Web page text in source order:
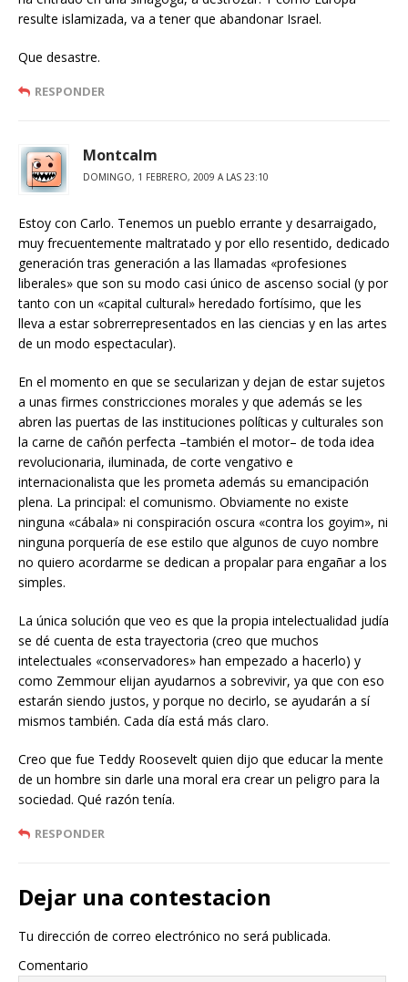
resulte islamizada, va a tener que abandonar Israel.
Que desastre.
RESPONDER
Montcalm
DOMINGO, 1 FEBRERO, 2009 A LAS 23:10
Estoy con Carlo. Tenemos un pueblo errante y desarraigado,
muy frecuentemente maltratado y por ello resentido, dedicado
generación tras generación a las llamadas «profesiones
liberales» que son su modo casi único de ascenso social (y por
tanto con un «capital cultural» heredado fortísimo, que les
lleva a estar sobrerrepresentados en las ciencias y en las artes
de un modo espectacular).
En el momento en que se secularizan y dejan de estar sujetos
a unas firmes constricciones morales y que además se les
abren las puertas de las instituciones políticas y culturales son
la carne de cañón perfecta –también el motor– de toda idea
revolucionaria, iluminada, de corte vengativo e
internacionalista que les prometa además su emancipación
plena. La principal: el comunismo. Obviamente no existe
ninguna «cábala» ni conspiración oscura «contra los goyim», ni
ninguna porquería de ese estilo que algunos de cuyo nombre
no quiero acordarme se dedican a propalar para engañar a los
simples.
La única solución que veo es que la propia intelectualidad judía
se dé cuenta de esta trayectoria (creo que muchos
intelectuales «conservadores» han empezado a hacerlo) y
como Zemmour elijan ayudarnos a sobrevivir, ya que con eso
estarán siendo justos, y porque no decirlo, se ayudarán a sí
mismos también. Cada día está más claro.
Creo que fue Teddy Roosevelt quien dijo que educar la mente
de un hombre sin darle una moral era crear un peligro para la
sociedad. Qué razón tenía.
RESPONDER
Dejar una contestacion
Tu dirección de correo electrónico no será publicada.
Comentario